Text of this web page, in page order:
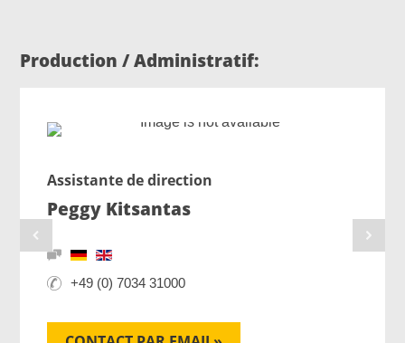
Production / Administratif:
Assistante de direction
Peggy Kitsantas
+49 (0) 7034 31000